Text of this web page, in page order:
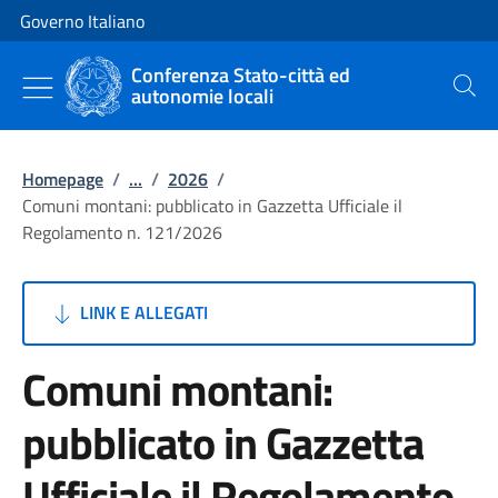
Vai al contenuto
Vai alla navigazione del sito
Governo Italiano
Conferenza Stato-città ed
autonomie locali Cerca
Homepage / ... / 2026 /
Comuni montani: pubblicato in Gazzetta Ufficiale il
Regolamento n. 121/2026
LINK E ALLEGATI
Comuni montani:
pubblicato in Gazzetta